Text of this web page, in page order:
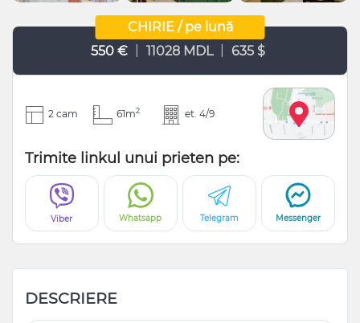
CHIRIE / pe lună
550 €
11028 MDL 635 $
2 cam 61m2 et. 4/9
Trimite linkul unui prieten pe:
Viber Whatsapp Telegram Messenger
DESCRIERE